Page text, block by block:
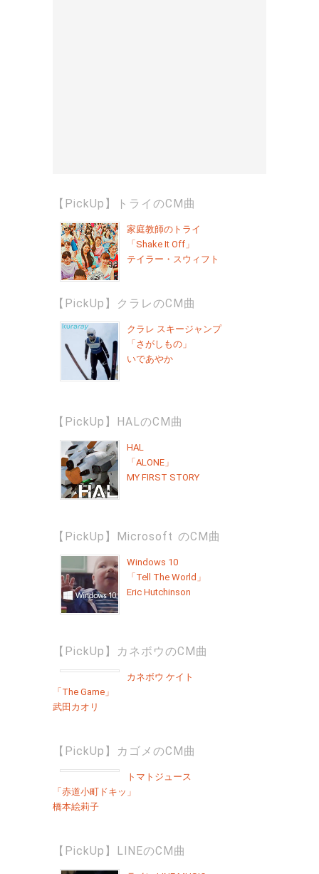
【PickUp】トライのCM曲
家庭教師のトライ
「Shake It Off」
テイラー・スウィフト
【PickUp】クラレのCM曲
クラレ スキージャンプ
「さがしもの」
いであやか
【PickUp】HALのCM曲
HAL
「ALONE」
MY FIRST STORY
【PickUp】Microsoft のCM曲
Windows 10
「Tell The World」
Eric Hutchinson
【PickUp】カネボウのCM曲
カネボウ ケイト
「The Game」
武田カオリ
【PickUp】カゴメのCM曲
トマトジュース
「赤道小町ドキッ」
橋本絵莉子
【PickUp】LINEのCM曲